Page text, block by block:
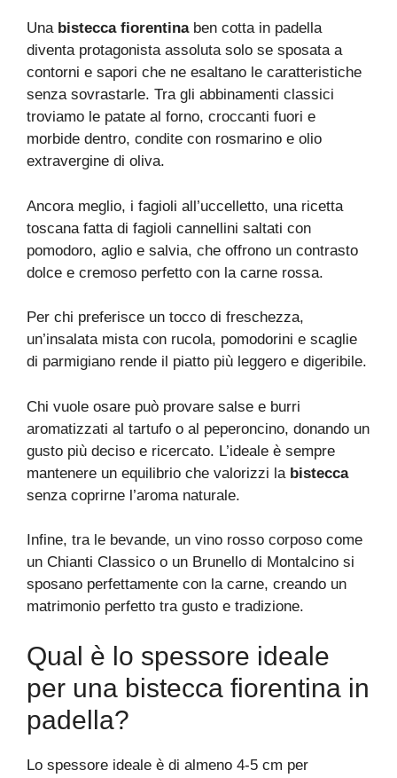
Una bistecca fiorentinaben cotta in padella
diventa protagonista assoluta solo se sposata a
contorni e sapori che ne esaltano le caratteristiche
senza sovrastarle. Tra gli abbinamenti classici
troviamo le patate al forno, croccanti fuori e
morbide dentro, condite con rosmarino e olio
extravergine di oliva.
Ancora meglio, i fagioli all’uccelletto, una ricetta
toscana fatta di fagioli cannellini saltati con
pomodoro, aglio e salvia, che offrono un contrasto
dolce e cremoso perfetto con la carne rossa.
Per chi preferisce un tocco di freschezza,
un’insalata mista con rucola, pomodorini e scaglie
di parmigiano rende il piatto più leggero e digeribile.
Chi vuole osare può provare salse e burri
aromatizzati al tartufo o al peperoncino, donando un
gusto più deciso e ricercato. L’ideale è sempre
mantenere un equilibrio che valorizzi la bistecca
senza coprirne l’aroma naturale.
Infine, tra le bevande, un vino rosso corposo come
un Chianti Classico o un Brunello di Montalcino si
sposano perfettamente con la carne, creando un
matrimonio perfetto tra gusto e tradizione.
Qual è lo spessore ideale
per una bistecca fiorentina in
padella?
Lo spessore ideale è di almeno 4-5 cm per